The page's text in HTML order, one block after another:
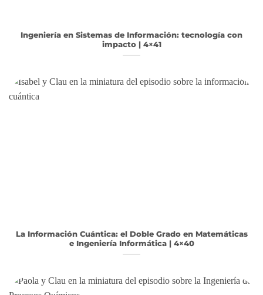
Ingeniería en Sistemas de Información: tecnología con
impacto | 4×41
La Información Cuántica: el Doble Grado en Matemáticas
e Ingeniería Informática | 4×40